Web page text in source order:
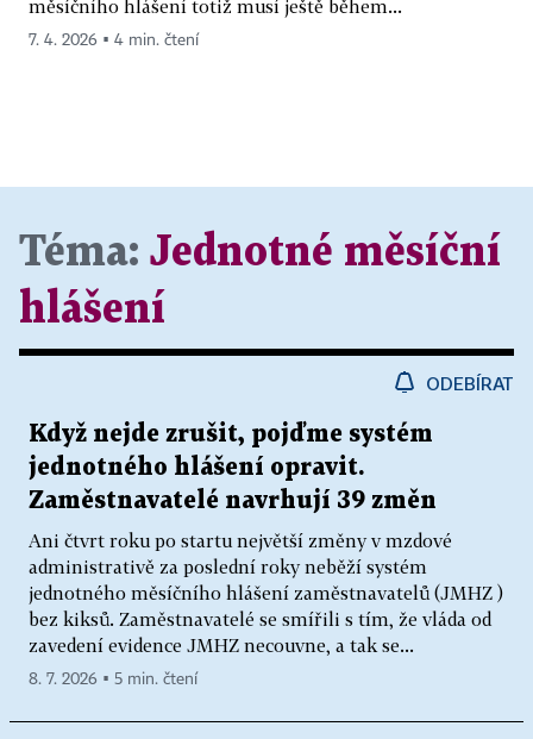
měsíčního hlášení totiž musí ještě během...
7. 4. 2026 ▪ 4 min. čtení
Téma: Jednotné měsíční
hlášení
ODEBÍRAT
Když nejde zrušit, pojďme systém
jednotného hlášení opravit.
Zaměstnavatelé navrhují 39 změn
Ani čtvrt roku po startu největší změny v mzdové
administrativě za poslední roky neběží systém
jednotného měsíčního hlášení zaměstnavatelů (JMHZ )
bez kiksů. Zaměstnavatelé se smířili s tím, že vláda od
zavedení evidence JMHZ necouvne, a tak se...
8. 7. 2026 ▪ 5 min. čtení